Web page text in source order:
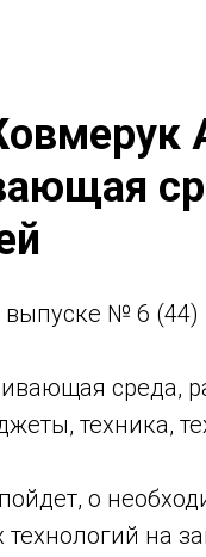
№ 6 (44)
среда,
техника,
о
на